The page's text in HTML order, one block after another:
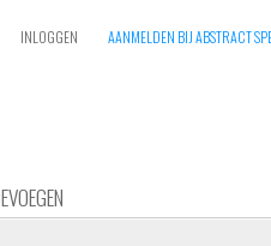
INLOGGEN AANMELDEN BIJ ABSTRACT